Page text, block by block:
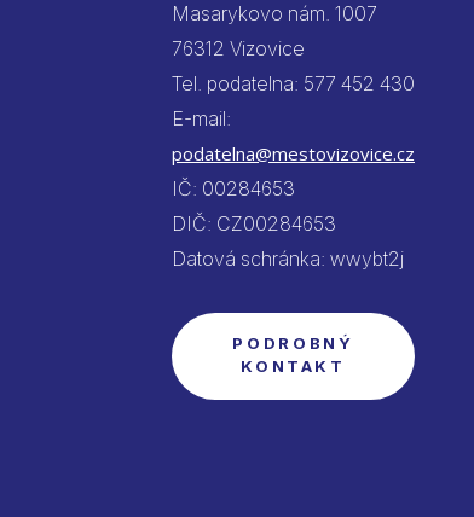
Masarykovo nám. 1007
76312 Vizovice
Tel. podatelna: 577 452 430
E-mail:
podatelna@mestovizovice.cz
IČ: 00284653
DIČ: CZ00284653
Datová schránka: wwybt2j
PODROBNÝ
KONTAKT